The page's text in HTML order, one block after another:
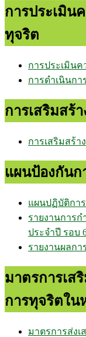
การประเมิน
ทุจริต
การประเมินค
การดำเนินกา
การเสริมสร้
การเสริมสร้
แผนป้องกันก
แผนปฏิบัติกา
รายงานการ
ประจำปี รอบ
รายงานผลกา
มาตรการเส
การทุจริตใน
มาตรการส่ง